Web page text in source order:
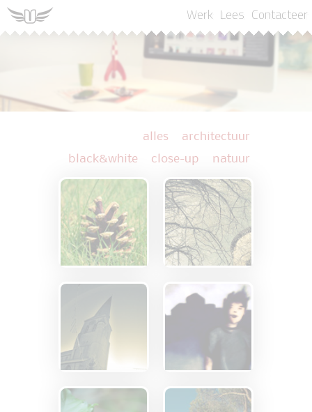
Werk Lees Contacteer
alles
architectuur
black&white
close-up natuur